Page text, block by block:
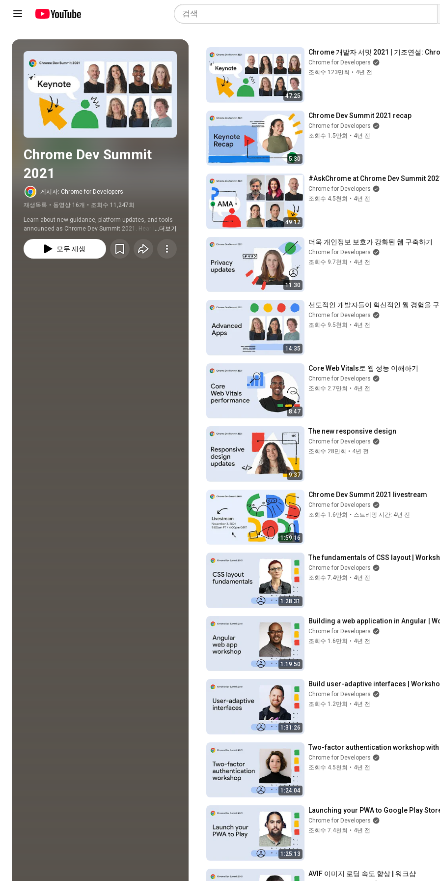
모두 재생
Chrome Dev Summit
2021
게시자: Chrome for Developers
재생목록 • 동영상 16개 • 조회수 11,247회
Learn about new guidance, platform updates, and tools
announced as Chrome Dev Summit 2021. Hear how
we're making the web more private and how developers
are making the most of the web's advanced capabilities.
...더보기
모두 재생
47:25
Chrome 개발자 서밋 2021 | 기조연설:
Chrome for Developers
조회수 123만회 • 4년 전
5:30
Chrome Dev Summit 2021 recap
Chrome for Developers
조회수 1.5만회 • 4년 전
49:12
#AskChrome at Chrome Dev Summit
Chrome for Developers
조회수 4.5천회 • 4년 전
11:30
더욱 개인정보 보호가 강화된 웹 구축하기
Chrome for Developers
조회수 9.7천회 • 4년 전
14:35
선도적인 개발자들이 혁신적인 웹 경험을
Chrome for Developers
조회수 9.5천회 • 4년 전
8:47
Core Web Vitals로 웹 성능 이해하기
Chrome for Developers
조회수 2.7만회 • 4년 전
9:37
The new responsive design
Chrome for Developers
조회수 28만회 • 4년 전
1:59:16
Chrome Dev Summit 2021 livestream
Chrome for Developers
조회수 1.6만회 • 스트리밍 시간: 4년 전
1:28:31
The fundamentals of CSS layout |
Chrome for Developers
조회수 7.4만회 • 4년 전
1:19:50
Building a web application in Angular |
Chrome for Developers
조회수 1.6만회 • 4년 전
1:31:26
Build user-adaptive interfaces |
Chrome for Developers
조회수 1.2만회 • 4년 전
1:24:04
Two-factor authentication workshop with
Chrome for Developers
조회수 4.5천회 • 4년 전
1:25:13
Launching your PWA to Google Play
Chrome for Developers
조회수 7.4천회 • 4년 전
AVIF 이미지 로딩 속도 향상 | 워크샵